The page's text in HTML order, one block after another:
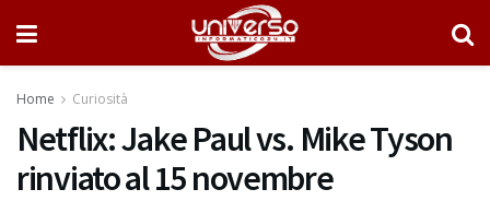
Home Curiosità
Netflix: Jake Paul vs. Mike Tyson
rinviato al 15 novembre